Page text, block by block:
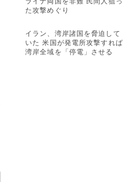
た攻撃めぐり
イラン、湾岸諸国を脅迫して
いた 米国が発電所攻撃すれば
湾岸全域を「停電」させる